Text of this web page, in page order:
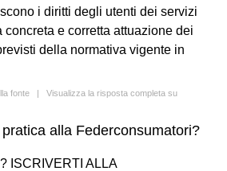
i diritti degli utenti dei servizi
concreta e corretta attuazione dei
della normativa vigente in
fonte | Visualizza la risposta completa su
alla Federconsumatori?
ISCRIVERTI ALLA